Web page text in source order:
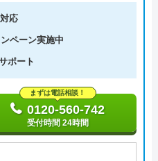
応
ペーン実施中
ポート
まずは電話相談！
0120-560-742
受付時間 24時間